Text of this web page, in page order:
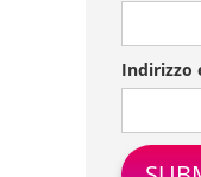
Indirizzo